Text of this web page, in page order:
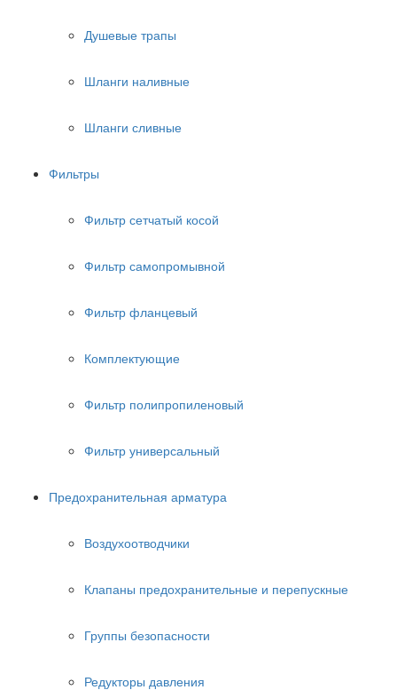
Душевые трапы
Шланги наливные
Шланги сливные
Фильтры
Фильтр сетчатый косой
Фильтр самопромывной
Фильтр фланцевый
Комплектующие
Фильтр полипропиленовый
Фильтр универсальный
Предохранительная арматура
Воздухоотводчики
Клапаны предохранительные и перепускные
Группы безопасности
Редукторы давления